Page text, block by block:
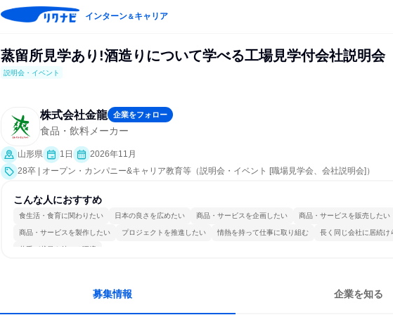
インターン＆キャリア
蒸留所見学あり!酒造りについて学べる工場見学付会社説明会
説明会・イベント
株式会社金龍 企業をフォロー
食品・飲料メーカー
山形県 1日
2026年11月
28卒 | オープン・カンパニー&キャリア教育等（説明会・イベント [職場見学会、会社説明会]）
こんな人におすすめ
食生活・食育に関わりたい 日本の良さを広めたい 商品・サービスを企画したい 商品・サービスを販売したい
商品・サービスを製作したい プロジェクトを推進したい 情熱を持って仕事に取り組む 長く同じ会社に居続け
若手が裁量を持てる環境
募集情報 企業を知る